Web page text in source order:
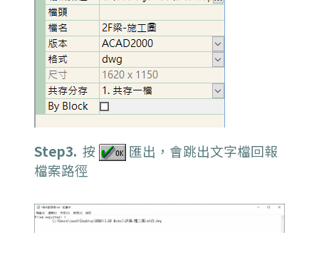
Step3. 按
匯出，會跳出文字檔回報
檔案路徑